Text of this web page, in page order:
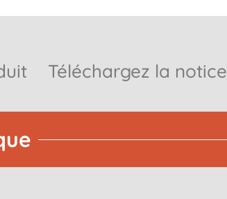
Téléchargez la notice